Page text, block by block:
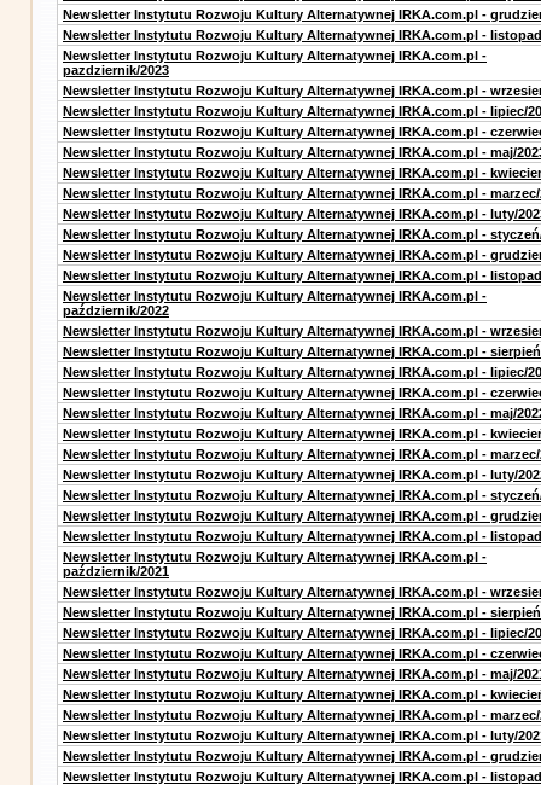
Newsletter Instytutu Rozwoju Kultury Alternatywnej IRKA.com.pl -
Newsletter Instytutu Rozwoju Kultury Alternatywnej IRKA.com.pl -
Newsletter Instytutu Rozwoju Kultury Alternatywnej IRKA.com.pl -
pazdziernik/2023
Newsletter Instytutu Rozwoju Kultury Alternatywnej IRKA.com.pl -
Newsletter Instytutu Rozwoju Kultury Alternatywnej IRKA.com.pl - lipiec/
Newsletter Instytutu Rozwoju Kultury Alternatywnej IRKA.com.pl -
Newsletter Instytutu Rozwoju Kultury Alternatywnej IRKA.com.pl - maj/
Newsletter Instytutu Rozwoju Kultury Alternatywnej IRKA.com.pl -
Newsletter Instytutu Rozwoju Kultury Alternatywnej IRKA.com.pl - marzec/
Newsletter Instytutu Rozwoju Kultury Alternatywnej IRKA.com.pl - luty/
Newsletter Instytutu Rozwoju Kultury Alternatywnej IRKA.com.pl -
Newsletter Instytutu Rozwoju Kultury Alternatywnej IRKA.com.pl -
Newsletter Instytutu Rozwoju Kultury Alternatywnej IRKA.com.pl -
Newsletter Instytutu Rozwoju Kultury Alternatywnej IRKA.com.pl -
październik/2022
Newsletter Instytutu Rozwoju Kultury Alternatywnej IRKA.com.pl -
Newsletter Instytutu Rozwoju Kultury Alternatywnej IRKA.com.pl -
Newsletter Instytutu Rozwoju Kultury Alternatywnej IRKA.com.pl - lipiec/
Newsletter Instytutu Rozwoju Kultury Alternatywnej IRKA.com.pl -
Newsletter Instytutu Rozwoju Kultury Alternatywnej IRKA.com.pl - maj/
Newsletter Instytutu Rozwoju Kultury Alternatywnej IRKA.com.pl -
Newsletter Instytutu Rozwoju Kultury Alternatywnej IRKA.com.pl - marzec/
Newsletter Instytutu Rozwoju Kultury Alternatywnej IRKA.com.pl - luty/
Newsletter Instytutu Rozwoju Kultury Alternatywnej IRKA.com.pl -
Newsletter Instytutu Rozwoju Kultury Alternatywnej IRKA.com.pl -
Newsletter Instytutu Rozwoju Kultury Alternatywnej IRKA.com.pl -
Newsletter Instytutu Rozwoju Kultury Alternatywnej IRKA.com.pl -
październik/2021
Newsletter Instytutu Rozwoju Kultury Alternatywnej IRKA.com.pl -
Newsletter Instytutu Rozwoju Kultury Alternatywnej IRKA.com.pl -
Newsletter Instytutu Rozwoju Kultury Alternatywnej IRKA.com.pl - lipiec/
Newsletter Instytutu Rozwoju Kultury Alternatywnej IRKA.com.pl -
Newsletter Instytutu Rozwoju Kultury Alternatywnej IRKA.com.pl - maj/
Newsletter Instytutu Rozwoju Kultury Alternatywnej IRKA.com.pl -
Newsletter Instytutu Rozwoju Kultury Alternatywnej IRKA.com.pl - marzec/
Newsletter Instytutu Rozwoju Kultury Alternatywnej IRKA.com.pl - luty/
Newsletter Instytutu Rozwoju Kultury Alternatywnej IRKA.com.pl -
Newsletter Instytutu Rozwoju Kultury Alternatywnej IRKA.com.pl -